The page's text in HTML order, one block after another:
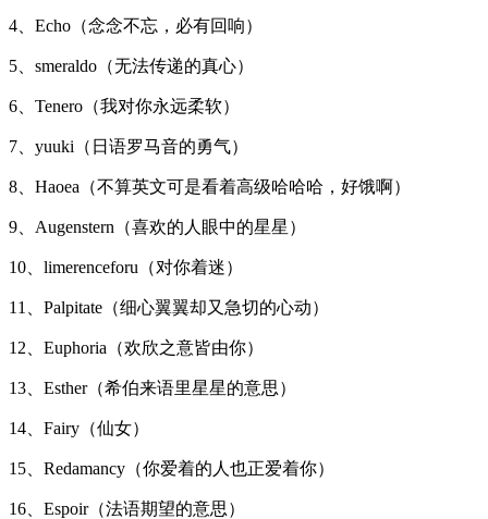
4、Echo（念念不忘，必有回响）
5、smeraldo（无法传递的真心）
6、Tenero（我对你永远柔软）
7、yuuki（日语罗马音的勇气）
8、Haoea（不算英文可是看着高级哈哈哈，好饿啊）
9、Augenstern（喜欢的人眼中的星星）
10、limerenceforu（对你着迷）
11、Palpitate（细心翼翼却又急切的心动）
12、Euphoria（欢欣之意皆由你）
13、Esther（希伯来语里星星的意思）
14、Fairy（仙女）
15、Redamancy（你爱着的人也正爱着你）
16、Espoir（法语期望的意思）